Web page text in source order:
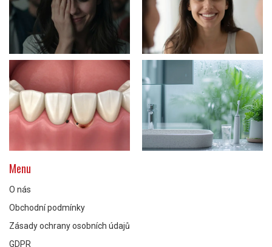
Menu
O nás
Obchodní podmínky
Zásady ochrany osobních údajů
GDPR